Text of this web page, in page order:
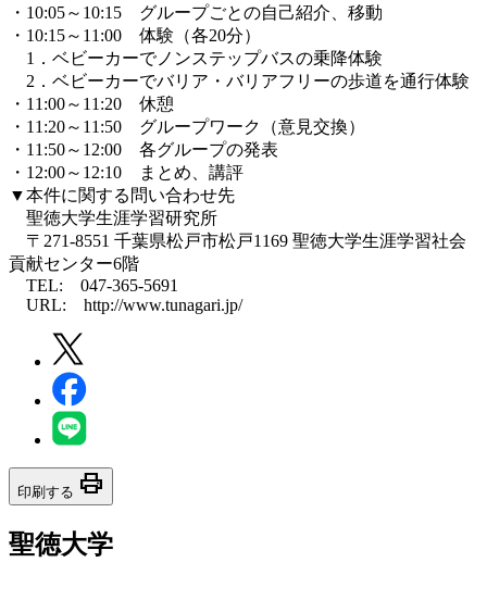
・10:05～10:15 グループごとの自己紹介、移動
・10:15～11:00 体験（各20分）
1．ベビーカーでノンステップバスの乗降体験
2．ベビーカーでバリア・バリアフリーの歩道を通行体験
・11:00～11:20 休憩
・11:20～11:50 グループワーク（意見交換）
・11:50～12:00 各グループの発表
・12:00～12:10 まとめ、講評
▼本件に関する問い合わせ先
聖徳大学生涯学習研究所
〒271-8551 千葉県松戸市松戸1169 聖徳大学生涯学習社会
貢献センター6階
TEL: 047-365-5691
URL: http://www.tunagari.jp/
印刷する print
聖徳大学